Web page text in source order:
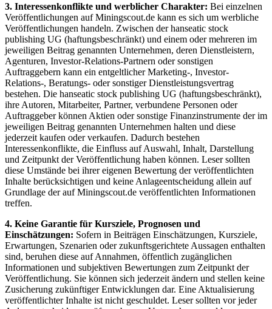
3. Interessenkonflikte und werblicher Charakter: Bei einzelnen
Veröffentlichungen auf Miningscout.de kann es sich um werbliche
Veröffentlichungen handeln. Zwischen der hanseatic stock
publishing UG (haftungsbeschränkt) und einem oder mehreren im
jeweiligen Beitrag genannten Unternehmen, deren Dienstleistern,
Agenturen, Investor-Relations-Partnern oder sonstigen
Auftraggebern kann ein entgeltlicher Marketing-, Investor-
Relations-, Beratungs- oder sonstiger Dienstleistungsvertrag
bestehen. Die hanseatic stock publishing UG (haftungsbeschränkt),
ihre Autoren, Mitarbeiter, Partner, verbundene Personen oder
Auftraggeber können Aktien oder sonstige Finanzinstrumente der im
jeweiligen Beitrag genannten Unternehmen halten und diese
jederzeit kaufen oder verkaufen. Dadurch bestehen
Interessenkonflikte, die Einfluss auf Auswahl, Inhalt, Darstellung
und Zeitpunkt der Veröffentlichung haben können. Leser sollten
diese Umstände bei ihrer eigenen Bewertung der veröffentlichten
Inhalte berücksichtigen und keine Anlageentscheidung allein auf
Grundlage der auf Miningscout.de veröffentlichten Informationen
treffen.
4. Keine Garantie für Kursziele, Prognosen und
Einschätzungen: Sofern in Beiträgen Einschätzungen, Kursziele,
Erwartungen, Szenarien oder zukunftsgerichtete Aussagen enthalten
sind, beruhen diese auf Annahmen, öffentlich zugänglichen
Informationen und subjektiven Bewertungen zum Zeitpunkt der
Veröffentlichung. Sie können sich jederzeit ändern und stellen keine
Zusicherung zukünftiger Entwicklungen dar. Eine Aktualisierung
veröffentlichter Inhalte ist nicht geschuldet. Leser sollten vor jeder